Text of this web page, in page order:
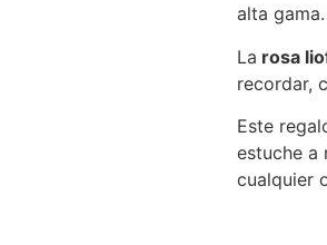
alta gama.
La rosa
recordar,
Este
estuche a
cualquier